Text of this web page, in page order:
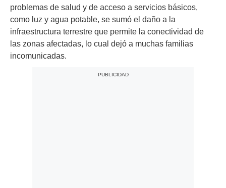
problemas de salud y de acceso a servicios básicos,
como luz y agua potable, se sumó el daño a la
infraestructura terrestre que permite la conectividad de
las zonas afectadas, lo cual dejó a muchas familias
incomunicadas.